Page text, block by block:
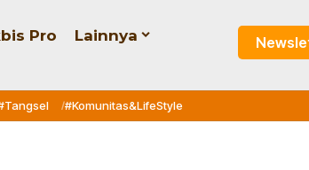
Pro Lainnya
#Komunitas&LifeStyle